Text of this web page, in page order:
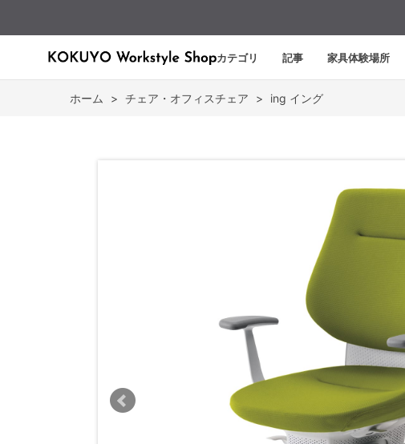
カテゴリ 記事 家具体験場所
ホーム > チェア・オフィスチェア > ing イング